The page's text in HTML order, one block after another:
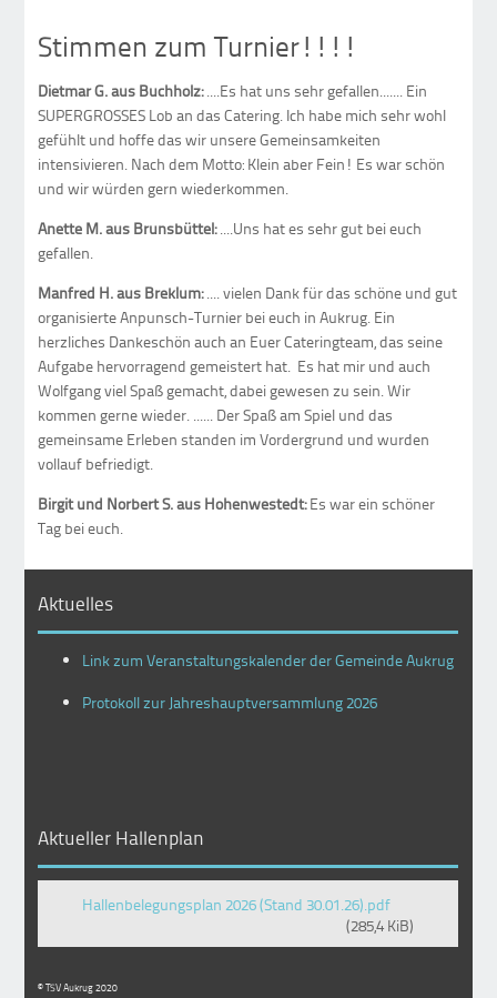
Stimmen zum Turnier!!!!
Dietmar G. aus Buchholz:....Es hat uns sehr gefallen....... Ein
SUPERGROSSES Lob an das Catering. Ich habe mich sehr wohl
gefühlt und hoffe das wir unsere Gemeinsamkeiten
intensivieren. Nach dem Motto: Klein aber Fein! Es war schön
und wir würden gern wiederkommen.
Anette M. aus Brunsbüttel:....Uns hat es sehr gut bei euch
gefallen.
Manfred H. aus Breklum:.... vielen Dank für das schöne und gut
organisierte Anpunsch-Turnier bei euch in Aukrug. Ein
herzliches Dankeschön auch an Euer Cateringteam, das seine
Aufgabe hervorragend gemeistert hat. Es hat mir und auch
Wolfgang viel Spaß gemacht, dabei gewesen zu sein. Wir
kommen gerne wieder. ...... Der Spaß am Spiel und das
gemeinsame Erleben standen im Vordergrund und wurden
vollauf befriedigt.
Birgit und Norbert S. aus Hohenwestedt:Es war ein schöner
Tag bei euch.
Aktuelles
Link zum Veranstaltungskalender der Gemeinde Aukrug
Protokoll zur Jahreshauptversammlung 2026
Aktueller Hallenplan
Hallenbelegungsplan 2026 (Stand 30.01.26).pdf
(285,4 KiB)
© TSV Aukrug 2020